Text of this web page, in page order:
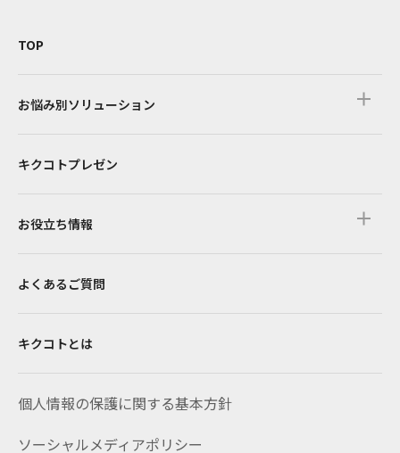
TOP
お悩み別ソリューション
キクコトプレゼン
お役立ち情報
よくあるご質問
キクコトとは
個人情報の保護に関する基本方針
ソーシャルメディアポリシー